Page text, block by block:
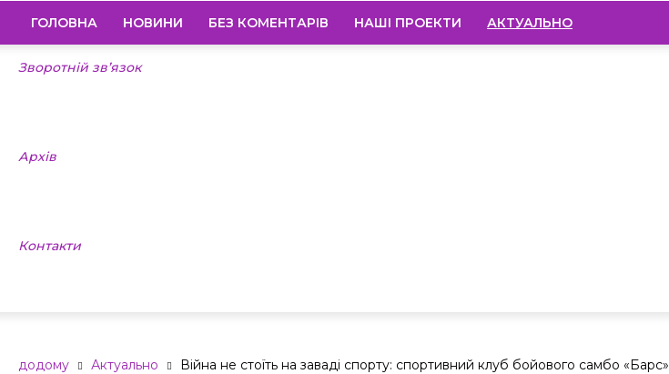
ГОЛОВНА НОВИНИ БЕЗ КОМЕНТАРІВ НАШІ ПРОЕКТИ АКТУАЛЬНО
Зворотній зв’язок
Архів
Контакти
додому Актуально Війна не стоїть на заваді спорту: спортивний клуб бойового самбо